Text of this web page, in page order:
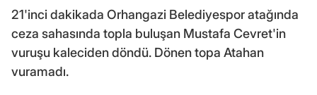
21'inci dakikada Orhangazi Belediyespor atağında
ceza sahasında topla buluşan Mustafa Cevret'in
vuruşu kaleciden döndü. Dönen topa Atahan
vuramadı.